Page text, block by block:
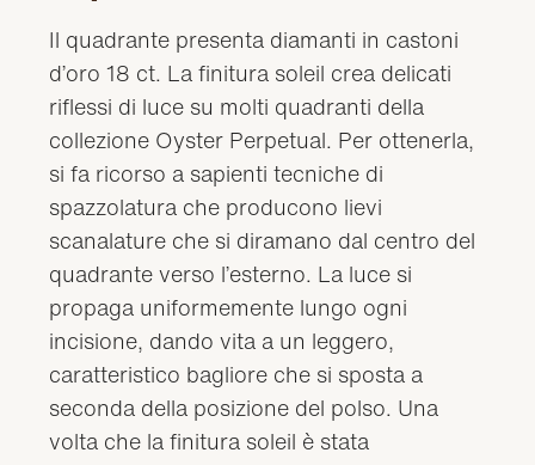
Il quadrante presenta diamanti in castoni
d’oro 18 ct. La finitura soleil crea delicati
riflessi di luce su molti quadranti della
collezione Oyster Perpetual. Per ottenerla,
si fa ricorso a sapienti tecniche di
spazzolatura che producono lievi
scanalature che si diramano dal centro del
quadrante verso l’esterno. La luce si
propaga uniformemente lungo ogni
incisione, dando vita a un leggero,
caratteristico bagliore che si sposta a
seconda della posizione del polso. Una
volta che la finitura soleil è stata